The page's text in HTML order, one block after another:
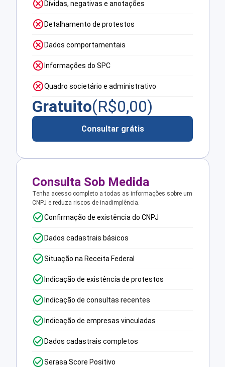
Dívidas, negativas e anotações
Detalhamento de protestos
Dados comportamentais
Informações do SPC
Quadro societário e administrativo
Gratuito(R$0,00)
Consultar grátis
Consulta Sob Medida
Tenha acesso completo a todas as informações sobre um
CNPJ e reduza riscos de inadimplência.
Confirmação de existência do CNPJ
Dados cadastrais básicos
Situação na Receita Federal
Indicação de existência de protestos
Indicação de consultas recentes
Indicação de empresas vinculadas
Dados cadastrais completos
Serasa Score Positivo